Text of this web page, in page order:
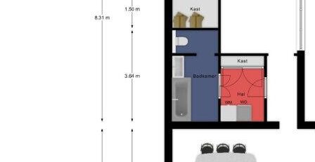
wat bijdraagt aan het levendige dorpskarakter. Ook
natuurliefhebbers zitten hier helemaal goed. Meijel
staat bekend als echt Peeldorp en wordt omringd
door groen en bosrijke gebieden. Het nabijgelegen
Nationaal Park De Groote Peel biedt volop
mogelijkheden voor wandelen, fietsen en
ontspannen in de natuur. Ondanks de rustige en
dorpse ligging is de bereikbaarheid uitstekend.
Binnen circa 15 autominuten zijn zowel de A67 als de
A2 bereikbaar waardoor omliggende steden en
zijn. Een prettige combinatie van rust, natuur en